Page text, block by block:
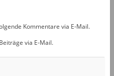
Kommentare via E-Mail.
via E-Mail.